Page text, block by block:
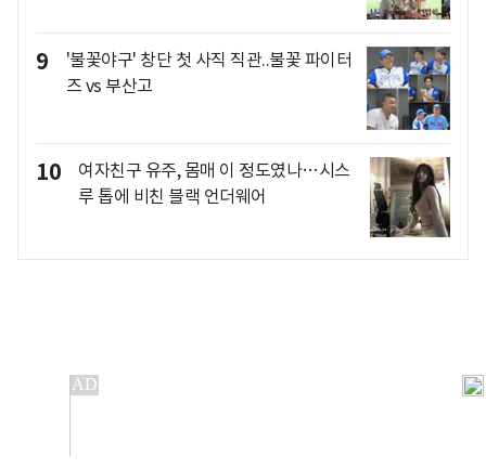
9
'불꽃야구' 창단 첫 사직 직관..불꽃 파이터
즈 vs 부산고
10
여자친구 유주, 몸매 이 정도였나…시스
루 톱에 비친 블랙 언더웨어